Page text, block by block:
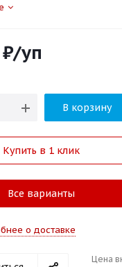
₽/уп
В корзину
Купить в 1 клик
Все варианты
о доставке
Цена